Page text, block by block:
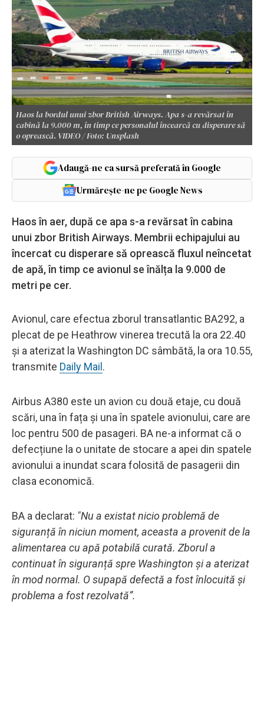
Haos la bordul unui zbor British Airways. Apa s-a revărsat în
cabină la 9.000 m, în timp ce personalul încearcă cu disperare să
o oprească. VIDEO / Foto: Unsplash
Adaugă-ne ca sursă preferată în Google
Urmărește-ne pe Google News
Haos în aer, după ce apa s-a revărsat în cabina
unui zbor British Airways. Membrii echipajului au
încercat cu disperare să oprească fluxul neîncetat
de apă, în timp ce avionul se înălța la 9.000 de
metri pe cer.
Avionul, care efectua zborul transatlantic BA292, a
plecat de pe Heathrow vinerea trecută la ora 22.40
și a aterizat la Washington DC sâmbătă, la ora 10.55,
transmite Daily Mail.
Airbus A380 este un avion cu două etaje, cu două
scări, una în fața și una în spatele avionului, care are
loc pentru 500 de pasageri. BA ne-a informat că o
defecțiune la o unitate de stocare a apei din spatele
avionului a inundat scara folosită de pasagerii din
clasa economică.
BA a declarat: "Nu a existat nicio problemă de
siguranță în niciun moment, aceasta a provenit de la
alimentarea cu apă potabilă curată. Zborul a
continuat în siguranță spre Washington și a aterizat
în mod normal. O supapă defectă a fost înlocuită și
problema a fost rezolvată”.